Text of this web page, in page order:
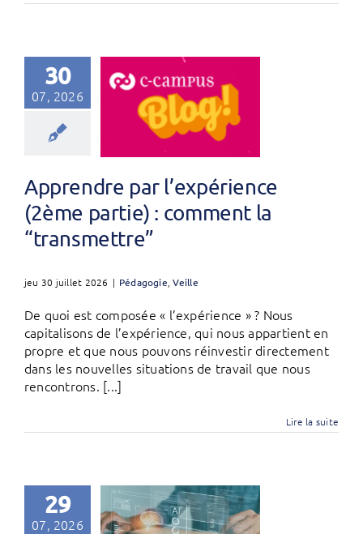
30
07, 2026
Apprendre par l’expérience
(2ème partie) : comment la
“transmettre”
jeu 30 juillet 2026 | Pédagogie ,Veille
De quoi est composée « l’expérience » ? Nous
capitalisons de l’expérience, qui nous appartient en
propre et que nous pouvons réinvestir directement
dans les nouvelles situations de travail que nous
rencontrons. [...]
Lire la suite
29
07, 2026